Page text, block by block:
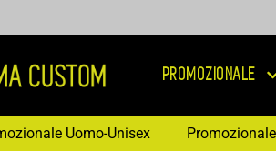
PROMOZIONALE
Uomo-Unisex